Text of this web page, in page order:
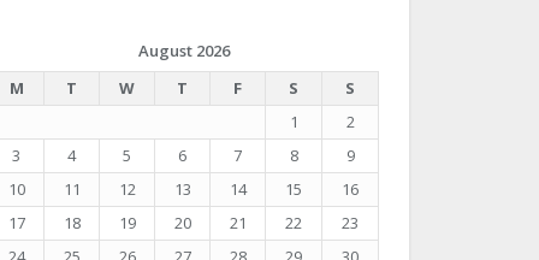
August 2026
M
T W T F S
S
1
2
3
4 5 6 7 8
9
10
11 12 13 14 15
16
17
18 19 20 21 22
23